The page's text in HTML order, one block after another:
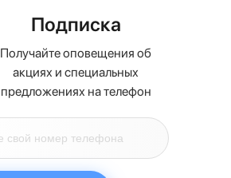
Подписка
Получайте оповещения об
акциях и специальных
предложениях на телефон